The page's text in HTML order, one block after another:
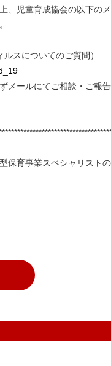
、児童育成協会の以下のメ
スについてのご質問）
メールにてご相談・ご報告
保育事業スペシャリストの